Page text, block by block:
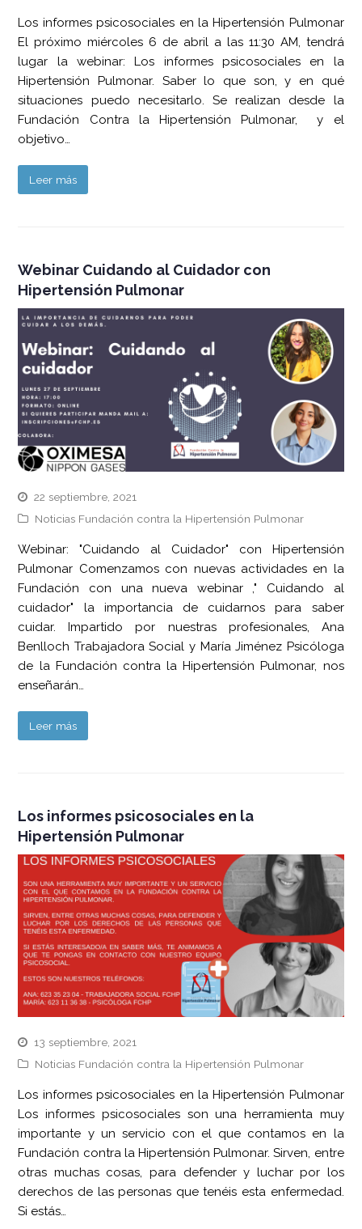
Los informes psicosociales en la Hipertensión Pulmonar
El próximo miércoles 6 de abril a las 11:30 AM, tendrá
lugar la webinar: Los informes psicosociales en la
Hipertensión Pulmonar. Saber lo que son, y en qué
situaciones puedo necesitarlo. Se realizan desde la
Fundación Contra la Hipertensión Pulmonar, y el
objetivo…
Leer más
Webinar Cuidando al Cuidador con
Hipertensión Pulmonar
22 septiembre, 2021
Noticias Fundación contra la Hipertensión Pulmonar
Webinar: "Cuidando al Cuidador" con Hipertensión
Pulmonar Comenzamos con nuevas actividades en la
Fundación con una nueva webinar ," Cuidando al
cuidador" la importancia de cuidarnos para saber
cuidar. Impartido por nuestras profesionales, Ana
Benlloch Trabajadora Social y María Jiménez Psicóloga
de la Fundación contra la Hipertensión Pulmonar, nos
enseñarán…
Leer más
Los informes psicosociales en la
Hipertensión Pulmonar
13 septiembre, 2021
Noticias Fundación contra la Hipertensión Pulmonar
Los informes psicosociales en la Hipertensión Pulmonar
Los informes psicosociales son una herramienta muy
importante y un servicio con el que contamos en la
Fundación contra la Hipertensión Pulmonar. Sirven, entre
otras muchas cosas, para defender y luchar por los
derechos de las personas que tenéis esta enfermedad.
Si estás…